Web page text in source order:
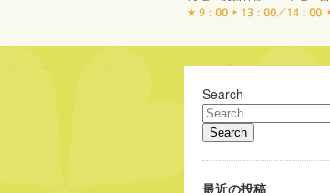
Search
最近の投稿